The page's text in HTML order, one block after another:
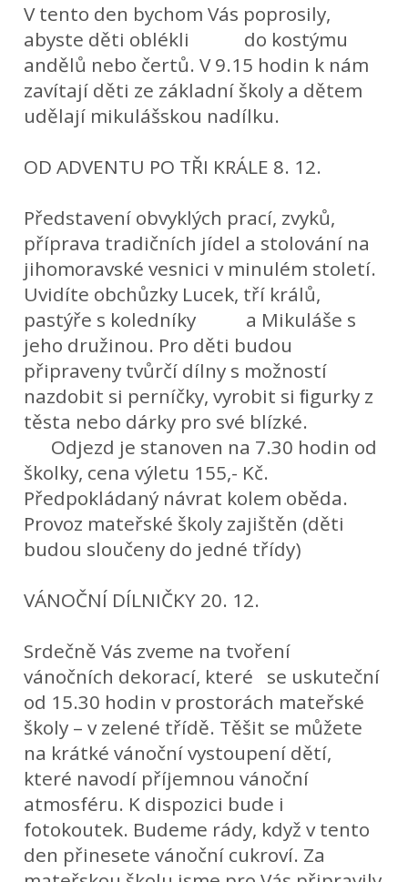
V tento den bychom Vás poprosily,
abyste děti oblékli do kostýmu
andělů nebo čertů. V 9.15 hodin k nám
zavítají děti ze základní školy a dětem
udělají mikulášskou nadílku.
OD ADVENTU PO TŘI KRÁLE 8. 12.
Představení obvyklých prací, zvyků,
příprava tradičních jídel a stolování na
jihomoravské vesnici v minulém století.
Uvidíte obchůzky Lucek, tří králů,
pastýře s koledníky a Mikuláše s
jeho družinou. Pro děti budou
připraveny tvůrčí dílny s možností
nazdobit si perníčky, vyrobit si ﬁgurky z
těsta nebo dárky pro své blízké.
Odjezd je stanoven na 7.30 hodin od
školky, cena výletu 155,- Kč.
Předpokládaný návrat kolem oběda.
Provoz mateřské školy zajištěn (děti
budou sloučeny do jedné třídy)
VÁNOČNÍ DÍLNIČKY 20. 12.
Srdečně Vás zveme na tvoření
vánočních dekorací, které se uskuteční
od 15.30 hodin v prostorách mateřské
školy – v zelené třídě. Těšit se můžete
na krátké vánoční vystoupení dětí,
které navodí příjemnou vánoční
atmosféru. K dispozici bude i
fotokoutek. Budeme rády, když v tento
den přinesete vánoční cukroví. Za